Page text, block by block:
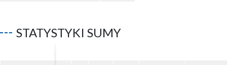
STATYSTYKI SUMY